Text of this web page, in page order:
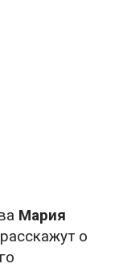
Мария
расскажут о